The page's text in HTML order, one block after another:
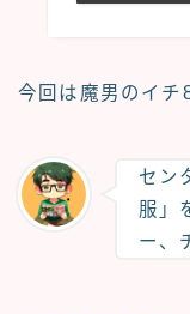
今回は魔男のイチ
セン
服」
ー、